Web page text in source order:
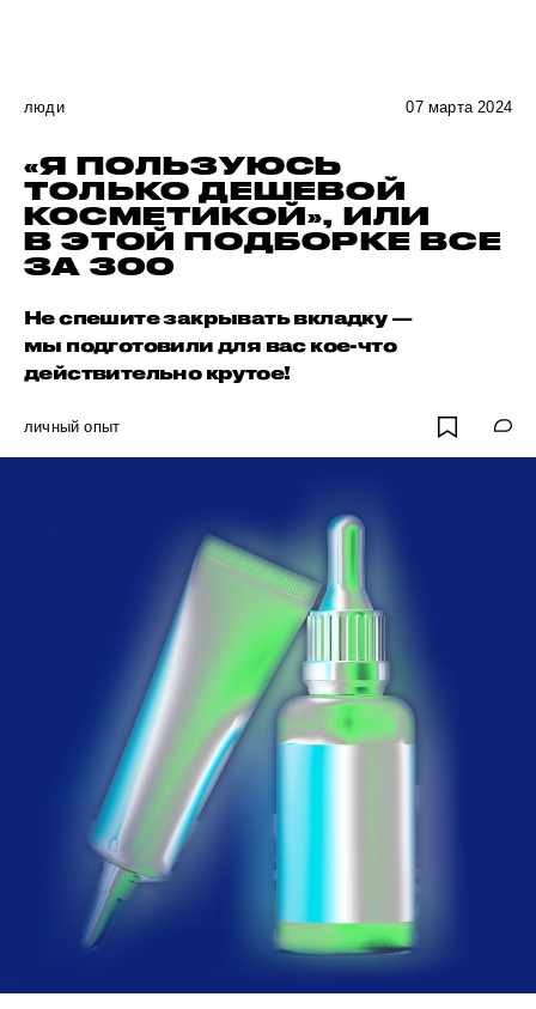
люди 07 марта 2024
«Я ПОЛЬЗУЮСЬ
ТОЛЬКО ДЕШЕВОЙ
КОСМЕТИКОЙ», ИЛИ
В ЭТОЙ ПОДБОРКЕ ВСЕ
ЗА 300
Не спешите закрывать вкладку —
мы подготовили для вас кое-что
действительно крутое!
личный опыт